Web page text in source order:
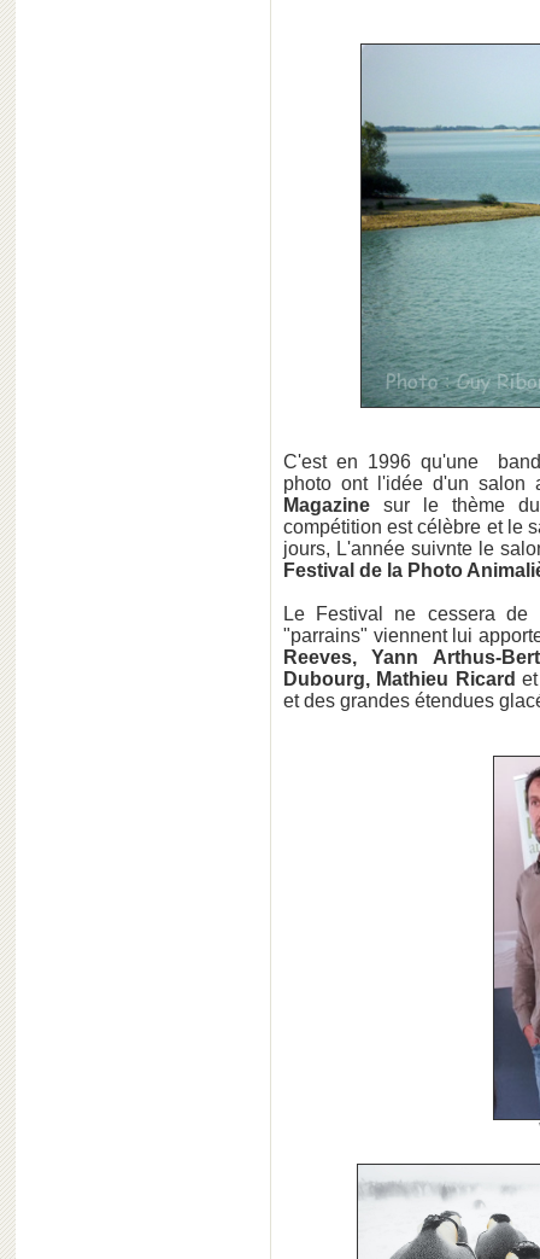
C'est en 1996 qu'une
photo ont l'idée d'un salon
Magazine sur le thème
compétition est célèbre et le
jours, L'année suivnte le
Festival de la Photo
Le Festival ne cessera de
"parrains" viennent lui
Reeves, Yann Arthus-
Dubourg, Mathieu Ricard
et des grandes étendues